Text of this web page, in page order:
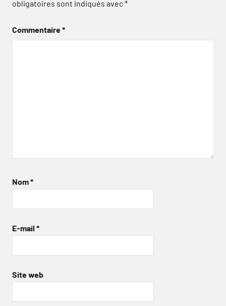
obligatoires sont indiqués avec*
Commentaire*
Nom*
E-mail *
Site web